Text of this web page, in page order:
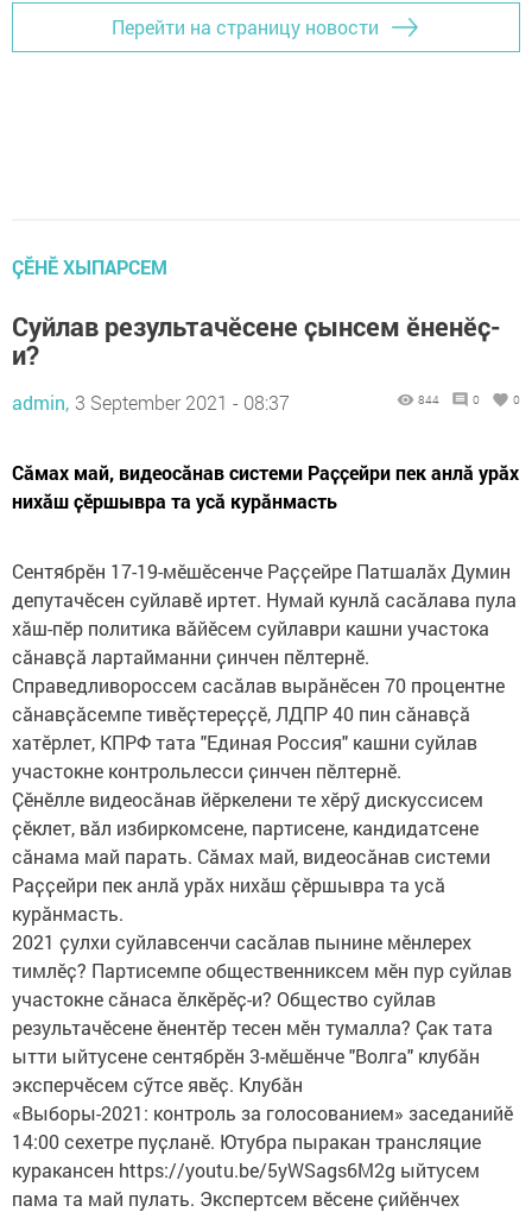
Перейти на страницу новости
ÇӖНӖ ХЫПАРСЕМ
Суйлав результачӗсене ҫынсем ӗненӗҫ-
и?
admin, 3 September 2021 - 08:37 844 0 0
Сӑмах май, видеосӑнав системи Раҫҫейри пек анлӑ урӑх
нихӑш ҫӗршывра та усӑ курӑнмасть
Сентябрӗн 17-19-мӗшӗсенче Раҫҫейре Патшалӑх Думин
депутачӗсен суйлавӗ иртет. Нумай кунлӑ сасӑлава пула
хӑш-пӗр политика вӑйӗсем суйлаври кашни участока
сӑнавҫӑ лартайманни ҫинчен пӗлтернӗ.
Справедливороссем сасӑлав вырӑнӗсен 70 процентне
сӑнавҫӑсемпе тивӗҫтереҫҫӗ, ЛДПР 40 пин сӑнавҫӑ
хатӗрлет, КПРФ тата "Единая Россия" кашни суйлав
участокне контрольлесси ҫинчен пӗлтернӗ.
Ҫӗнӗлле видеосӑнав йӗркелени те хӗрӳ дискуссисем
ҫӗклет, вӑл избиркомсене, партисене, кандидатсене
сӑнама май парать. Сӑмах май, видеосӑнав системи
Раҫҫейри пек анлӑ урӑх нихӑш ҫӗршывра та усӑ
курӑнмасть.
2021 ҫулхи суйлавсенчи сасӑлав пынине мӗнлерех
тимлӗҫ? Партисемпе общественниксем мӗн пур суйлав
участокне сӑнаса ӗлкӗрӗҫ-и? Общество суйлав
результачӗсене ӗнентӗр тесен мӗн тумалла? Ҫак тата
ытти ыйтусене сентябрӗн 3-мӗшӗнче "Волга" клубӑн
эксперчӗсем сӳтсе явӗҫ. Клубӑн
«Выборы-2021: контроль за голосованием» заседанийӗ
14:00 сехетре пуҫланӗ. Ютубра пыракан трансляцие
куракансен https://youtu.be/5yWSags6M2g ыйтусем
пама та май пулать. Экспертсем вӗсене ҫийӗнчех